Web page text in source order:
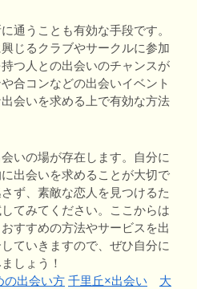
通うことも有効な手段です。
じるクラブやサークルに参加
つ人との出会いのチャンスが
合コンなどの出会いイベント
会いを求める上で有効な方法
いの場が存在します。自分に
出会いを求めることが大切で
ず、素敵な恋人を見つけるた
てみてください。ここからは
すすめの方法やサービスを出
ていきますので、ぜひ自分に
しょう！
の出会い方 千里丘×出会い
大